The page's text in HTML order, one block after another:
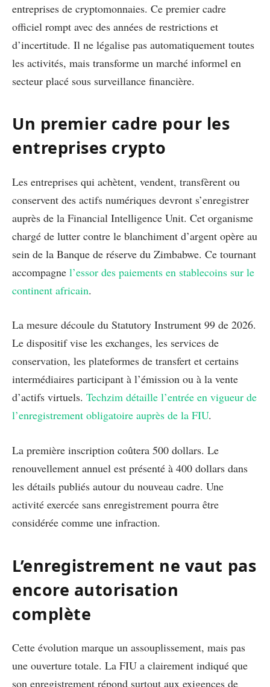
entreprises de cryptomonnaies. Ce premier cadre
officiel rompt avec des années de restrictions et
d’incertitude. Il ne légalise pas automatiquement toutes
les activités, mais transforme un marché informel en
secteur placé sous surveillance financière.
Un premier cadre pour les
entreprises crypto
Les entreprises qui achètent, vendent, transfèrent ou
conservent des actifs numériques devront s’enregistrer
auprès de la Financial Intelligence Unit. Cet organisme
chargé de lutter contre le blanchiment d’argent opère au
sein de la Banque de réserve du Zimbabwe. Ce tournant
accompagne l’essor des paiements en stablecoins sur le
continent africain.
La mesure découle du Statutory Instrument 99 de 2026.
Le dispositif vise les exchanges, les services de
conservation, les plateformes de transfert et certains
intermédiaires participant à l’émission ou à la vente
d’actifs virtuels. Techzim détaille l’entrée en vigueur de
l’enregistrement obligatoire auprès de la FIU.
La première inscription coûtera 500 dollars. Le
renouvellement annuel est présenté à 400 dollars dans
les détails publiés autour du nouveau cadre. Une
activité exercée sans enregistrement pourra être
considérée comme une infraction.
L’enregistrement ne vaut pas
encore autorisation
complète
Cette évolution marque un assouplissement, mais pas
une ouverture totale. La FIU a clairement indiqué que
son enregistrement répond surtout aux exigences de